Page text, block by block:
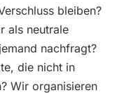
bleiben?
als neutrale
nachfragt?
die nicht in
Wir organisieren